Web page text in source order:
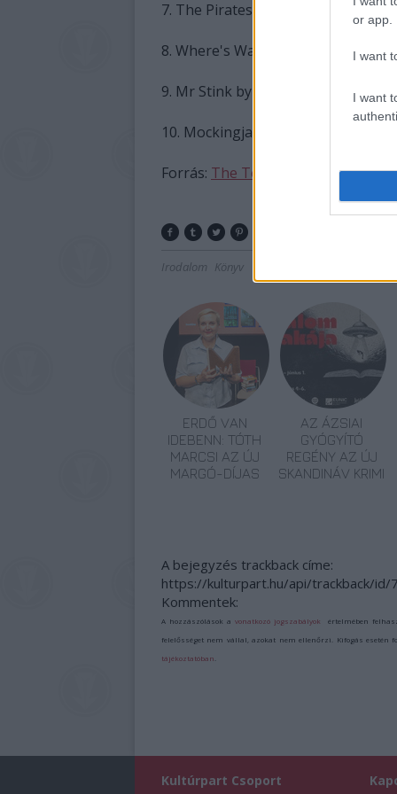
or app.
I want
I want
7. The Pirates Next Door by Jonny
8. Where's Wally Now? by Martin
9. Mr Stink by David Walliams
10. Mockingjay: Hunger Games
Forrás: The Telegraph
Irodalom Könyv
ERDŐ VAN
IDEBENN: TÓTH
MARCSI AZ ÚJ
MARGÓ-DÍJAS
AZ ÁZSIAI
GYÓGYÍTÓ
REGÉNY AZ ÚJ
SKANDINÁV KRIMI
A bejegyzés trackback címe:
https://kulturpart.hu/api/trackback/id/
Kommentek:
A hozzászólások avonatkozó jogszabályok értelmében
felelősséget nem vállal, azokat nem ellenőrzi. Kifogás esetén
tájékoztatóban
Kultúrpart Csoport